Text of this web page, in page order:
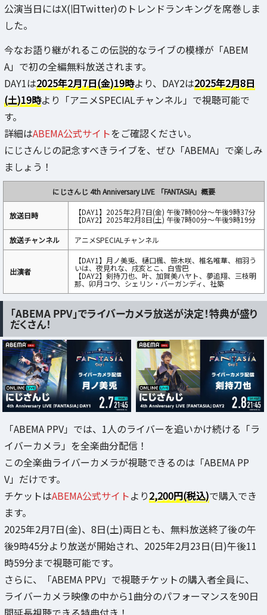
公演当日にはX(旧Twitter)のトレンドランキングを席巻しま
した。
今なお語り継がれるこの伝説的なライブの模様が「ABEM
A」で初の全編無料放送されます。
DAY1は2025年2月7日(金)19時より、DAY2は2025年2月8日
(土)19時より「アニメSPECIALチャンネル」で視聴可能で
す。
詳細はABEMA公式サイトをご確認ください。
にじさんじの記念すべきライブを、ぜひ「ABEMA」で楽しみ
ましょう！
にじさんじ 4th Anniversary LIVE 「FANTASIA」概要
放送日時 【DAY1】2025年2月7日(金) 午後7時00分～午後9時37分
【DAY2】2025年2月8日(土) 午後7時00分～午後9時19分
放送チャンネル
アニメSPECIALチャンネル
出演者
【DAY1】月ノ美兎、樋口楓、笹木咲、椎名唯華、相羽う
いは、夜見れな、戌亥とこ、白雪巴
【DAY2】剣持刀也、叶、加賀美ハヤト、夢追翔、三枝明
那、卯月コウ、シェリン・バーガンディ、社築
「ABEMA PPV」でライバーカメラ放送が決定！特典が盛り
だくさん！
「ABEMA PPV」では、1人のライバーを追いかけ続ける「ラ
イバーカメラ」を全楽曲分配信！
この全楽曲ライバーカメラが視聴できるのは「ABEMA PP
V」だけです。
チケットはABEMA公式サイトより2,200円(税込)で購入でき
ます。
2025年2月7日(金)、8日(土)両日とも、無料放送終了後の午
後9時45分より放送が開始され、2025年2月23日(日)午後11
時59分まで視聴可能です。
さらに、「ABEMA PPV」で視聴チケットの購入者全員に、
ライバーカメラ映像の中から1曲分のパフォーマンスを90日